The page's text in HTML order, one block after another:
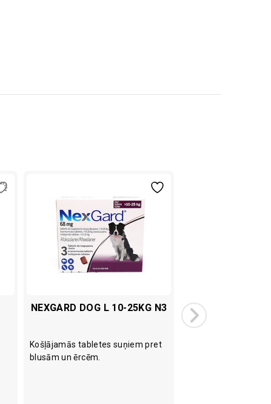
NEXGARD DOG L 10-25KG N3
Košļājamās tabletes suņiem pret
blusām un ērcēm.
NEXGARD DOG